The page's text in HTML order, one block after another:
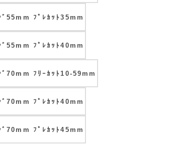
55mm ﾌﾟﾚｶｯﾄ35mm
55mm ﾌﾟﾚｶｯﾄ40mm
70mm ﾌﾘｰｶｯﾄ10-59mm
70mm ﾌﾟﾚｶｯﾄ40mm
70mm ﾌﾟﾚｶｯﾄ45mm